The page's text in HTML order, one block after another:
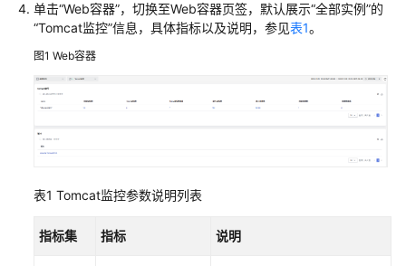
快
入
门
户
过
单击“Web容器”，切换至Web容器页签，默认展示“全部实例”的
“Tomcat监控”信息，具体指标以及说明，参见表1。
图1 Web容器
表1 Tomcat监控参数说明列表
指标集 指标 说明